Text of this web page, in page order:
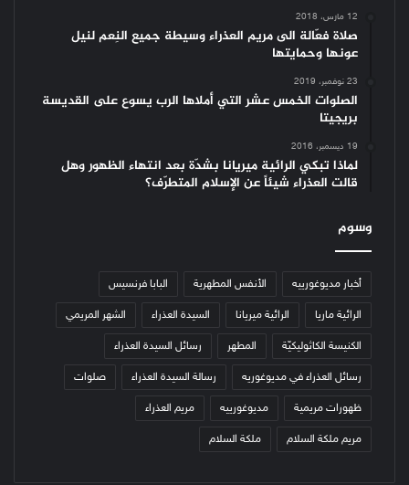
12 مارس، 2018
صلاة فعّالة الى مريم العذراء وسيطة جميع النِعم لنيل
عونها وحمايتها
23 نوفمبر، 2019
الصلوات الخمس عشر التي أملاها الرب يسوع على القديسة
بريجيتا
19 ديسمبر، 2016
لماذا تبكي الرائية ميريانا بشدّة بعد انتهاء الظهور وهل
قالت العذراء شيئاً عن الإسلام المتطرّف؟
وسوم
أخبار مديوغورييه الأنفس المطهرية البابا فرنسيس
الرائية ماريا الرائية ميريانا السيدة العذراء الشهر المريمي
الكنيسة الكاثوليكيّة المطهر رسائل السيدة العذراء
رسائل العذراء في مديوغوريه رسالة السيدة العذراء صلوات
ظهورات مريمية مديوغورييه مريم العذراء
مريم ملكة السلام ملكة السلام